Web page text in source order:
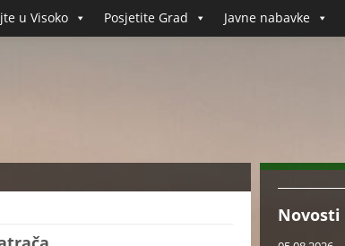
u Visoko Posjetite Grad Javne nabavke
Novosti